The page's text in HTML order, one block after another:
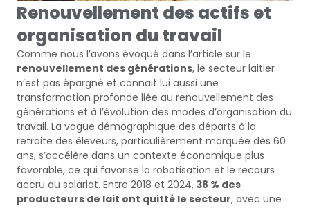
Renouvellement des actifs et
organisation du travail
Comme nous l’avons évoqué dans l’article sur le
renouvellement des générations, le secteur laitier
n’est pas épargné et connait lui aussi une
transformation profonde liée au renouvellement des
générations et à l’évolution des modes d’organisation du
travail. La vague démographique des départs à la
retraite des éleveurs, particulièrement marquée dès 60
ans, s’accélère dans un contexte économique plus
favorable, ce qui favorise la robotisation et le recours
accru au salariat. Entre 2018 et 2024, 38 % des
producteurs de lait ont quitté le secteur, avec une